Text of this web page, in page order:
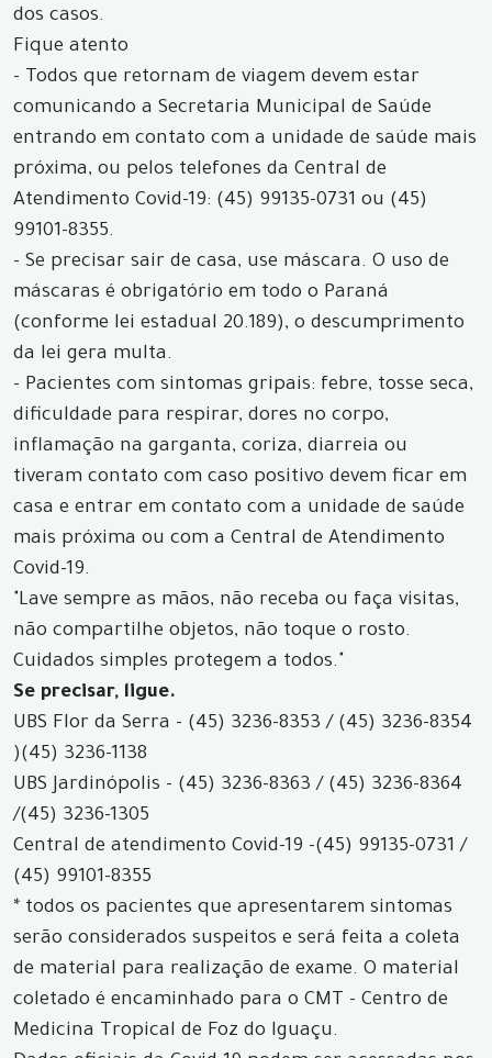
dos casos.
Fique atento
- Todos que retornam de viagem devem estar
comunicando a Secretaria Municipal de Saúde
entrando em contato com a unidade de saúde mais
próxima, ou pelos telefones da Central de
Atendimento Covid-19: (45) 99135-0731 ou (45)
99101-8355.
- Se precisar sair de casa, use máscara. O uso de
máscaras é obrigatório em todo o Paraná
(conforme lei estadual 20.189), o descumprimento
da lei gera multa.
- Pacientes com sintomas gripais: febre, tosse seca,
dificuldade para respirar, dores no corpo,
inflamação na garganta, coriza, diarreia ou
tiveram contato com caso positivo devem ficar em
casa e entrar em contato com a unidade de saúde
mais próxima ou com a Central de Atendimento
Covid-19.
"Lave sempre as mãos, não receba ou faça visitas,
não compartilhe objetos, não toque o rosto.
Cuidados simples protegem a todos."
Se precisar, ligue.
UBS Flor da Serra - (45) 3236-8353 / (45) 3236-8354
)(45) 3236-1138
UBS Jardinópolis - (45) 3236-8363 / (45) 3236-8364
/(45) 3236-1305
Central de atendimento Covid-19 -(45) 99135-0731 /
(45) 99101-8355
* todos os pacientes que apresentarem sintomas
serão considerados suspeitos e será feita a coleta
de material para realização de exame. O material
coletado é encaminhado para o CMT - Centro de
Medicina Tropical de Foz do Iguaçu.